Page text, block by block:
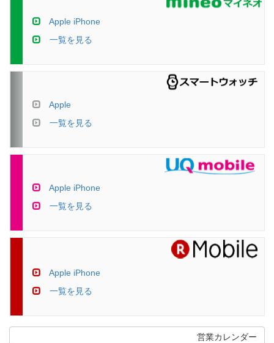
Apple iPhone
一覧を見る
Apple
一覧を見る
Apple iPhone
一覧を見る
Apple iPhone
一覧を見る
営業カレンダー